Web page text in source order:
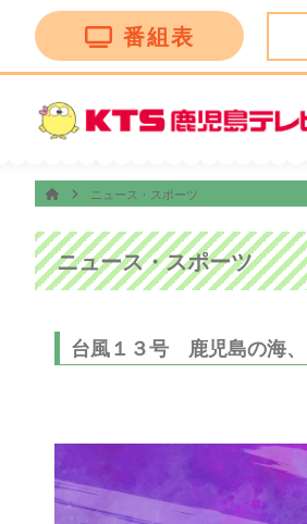
番組表
ピング 4:55 ビタブリッドジャパ
ニュース・スポーツ
ニュース・スポーツ
台風１３号 鹿児島の海